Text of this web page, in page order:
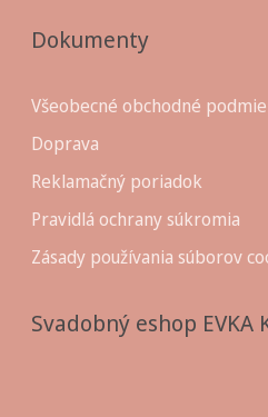
Dokumenty
Všeobecné obchodné
Doprava
Reklamačný poriadok
Pravidlá ochrany súkromia
Zásady používania súborov
Svadobný eshop EVKA